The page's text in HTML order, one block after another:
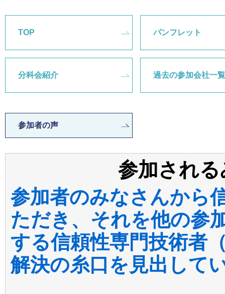
TOP パンフレット
分科会紹介 過去の参加会社一覧
参加者の声
参加され
参加者のみなさんから
ただき、それを他の参
する信頼性専門技術者
解決の糸口を見出して